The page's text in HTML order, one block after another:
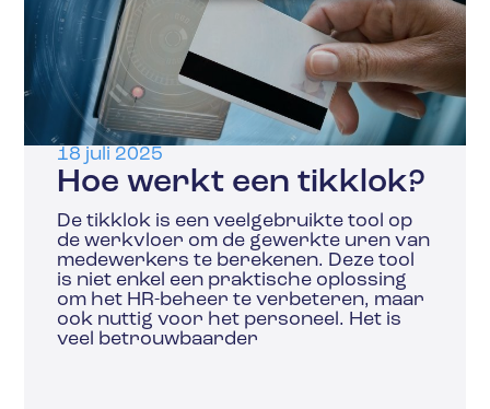
18 juli 2025
Hoe werkt een tikklok?
De tikklok is een veelgebruikte tool op
de werkvloer om de gewerkte uren van
medewerkers te berekenen. Deze tool
is niet enkel een praktische oplossing
om het HR-beheer te verbeteren, maar
ook nuttig voor het personeel. Het is
veel betrouwbaarder